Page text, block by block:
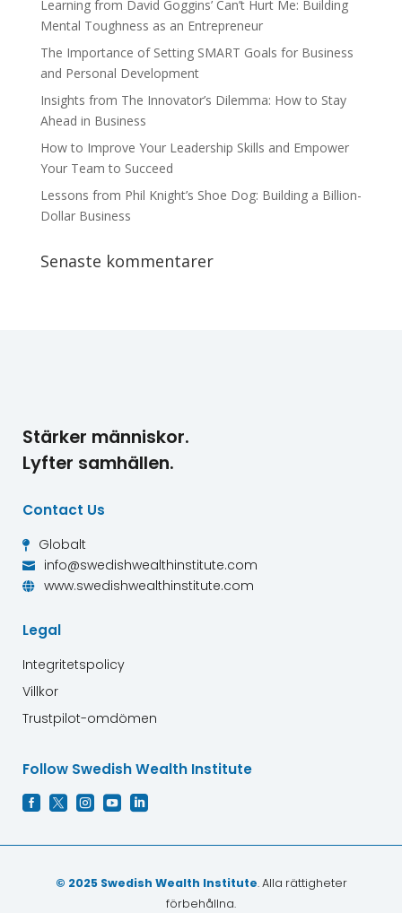
Learning from David Goggins’ Can’t Hurt Me: Building
Mental Toughness as an Entrepreneur
The Importance of Setting SMART Goals for Business
and Personal Development
Insights from The Innovator’s Dilemma: How to Stay
Ahead in Business
How to Improve Your Leadership Skills and Empower
Your Team to Succeed
Lessons from Phil Knight’s Shoe Dog: Building a Billion-
Dollar Business
Senaste kommentarer
Stärker människor.
Lyfter samhällen.
Contact Us
 Globalt
 info@swedishwealthinstitute.com
 www.swedishwealthinstitute.com
Legal
Integritetspolicy
Villkor
Trustpilot-omdömen
Follow Swedish Wealth Institute
    
© 2025 Swedish Wealth Institute. Alla rättigheter
förbehållna.